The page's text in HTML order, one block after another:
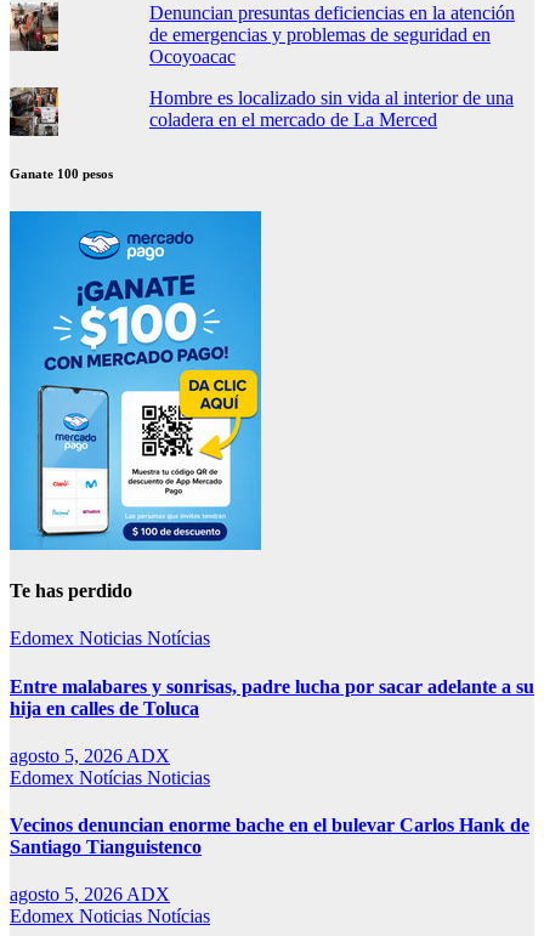
Denuncian presuntas deficiencias en la atención
de emergencias y problemas de seguridad en
Ocoyoacac
Hombre es localizado sin vida al interior de una
coladera en el mercado de La Merced
Ganate 100 pesos
Te has perdido
Edomex Noticias Notícias
Entre malabares y sonrisas, padre lucha por sacar adelante a su
hija en calles de Toluca
agosto 5, 2026 ADX
Edomex Notícias Noticias
Vecinos denuncian enorme bache en el bulevar Carlos Hank de
Santiago Tianguistenco
agosto 5, 2026 ADX
Edomex Noticias Notícias